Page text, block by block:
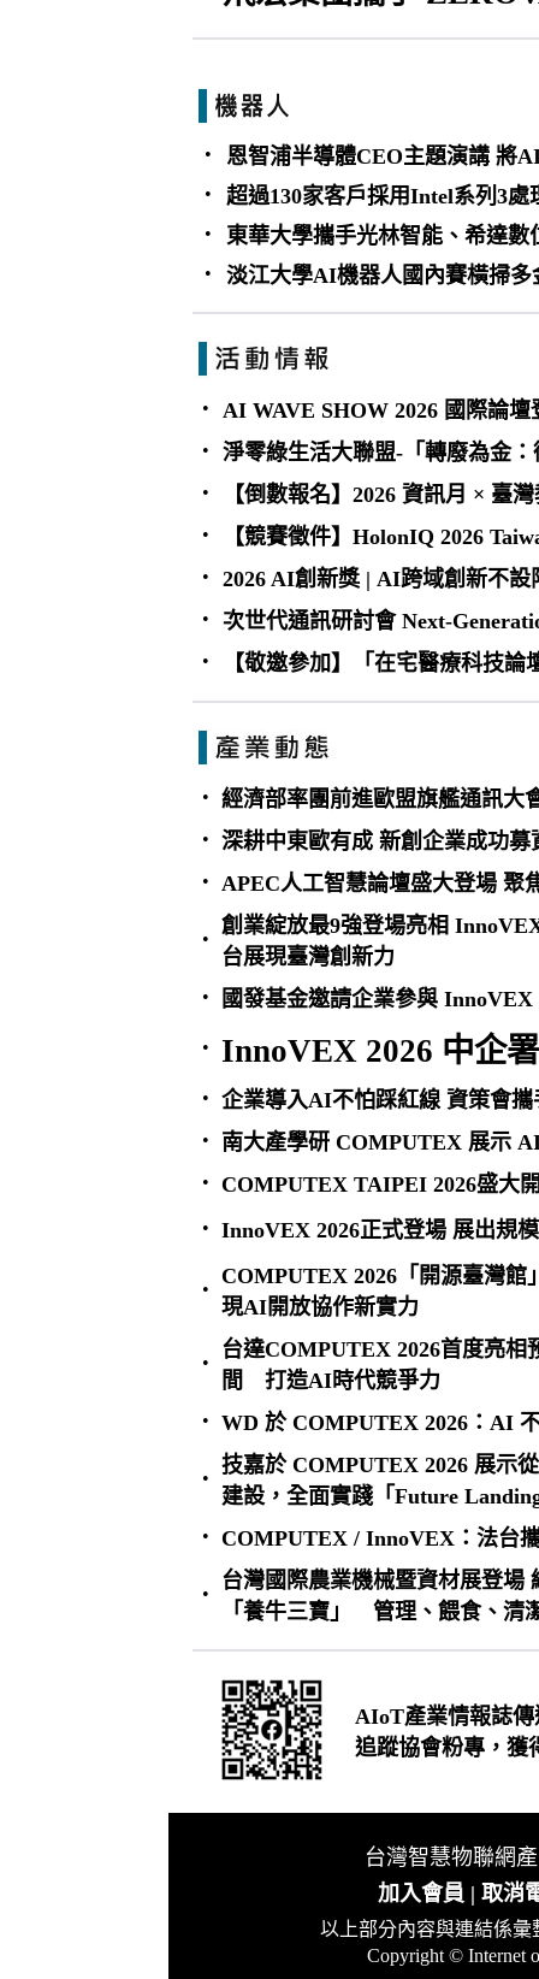
• 恩智浦半導體CEO主題演講 將
• 超過130家客戶採用Intel系列3
• 東華大學攜手光林智能、希達
• 淡江大學AI機器人國內賽橫掃
• AI WAVE SHOW 2026 國際論
• 淨零綠生活大聯盟-「轉廢為金
• 【倒數報名】2026 資訊月 × 臺
• 【競賽徵件】HolonIQ 2026
• 2026 AI創新獎 | AI跨域創新不
• 次世代通訊研討會 Next-
• 【敬邀參加】「在宅醫療科技
• 經濟部率團前進歐盟旗艦通訊大
• 深耕中東歐有成 新創企業成功募
• APEC人工智慧論壇盛大登場 聚
•
創業綻放最9強登場亮相
台展現臺灣創新力
• 國發基金邀請企業參與
• InnoVEX 2026 中企
• 企業導入AI不怕踩紅線 資策會
• 南大產學研 COMPUTEX 展示
• COMPUTEX TAIPEI 2026盛大
• InnoVEX 2026正式登場 展出規
•
COMPUTEX 2026「開源臺灣館
現AI開放協作新實力
•
台達COMPUTEX 2026首度亮
間 打造AI時代競爭力
• WD 於 COMPUTEX 2026：AI
•
技嘉於 COMPUTEX 2026 展示
建設，全面實踐「Future
• COMPUTEX / InnoVEX：法台
•
台灣國際農業機械暨資材展登場
「養牛三寶」 管理、餵食、清
AIoT產業情報誌
追蹤協會粉專，獲
台灣智慧物聯網
加入會員 | 取消
以上部分內容與連結係
Copyright © Internet